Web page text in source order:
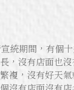
統期間，有個
，沒有店面也
複，沒有好天